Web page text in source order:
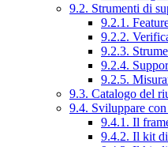
9.2. Strumenti di
9.2.1.
9.2.2.
9.2.3.
9.2.4.
9.2.5.
9.3. Catalogo del
9.4. Sviluppare
9.4.1. Il
9.4.2. Il kit